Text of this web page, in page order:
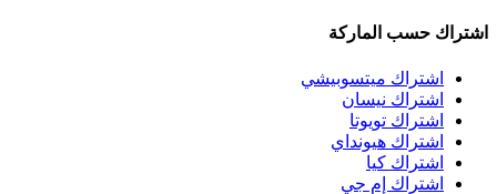
اشتراك حسب الماركة
اشتراك ميتسوبيشي
اشتراك نيسان
اشتراك تويوتا
اشتراك هيونداي
اشتراك كيا
اشتراك إم جي